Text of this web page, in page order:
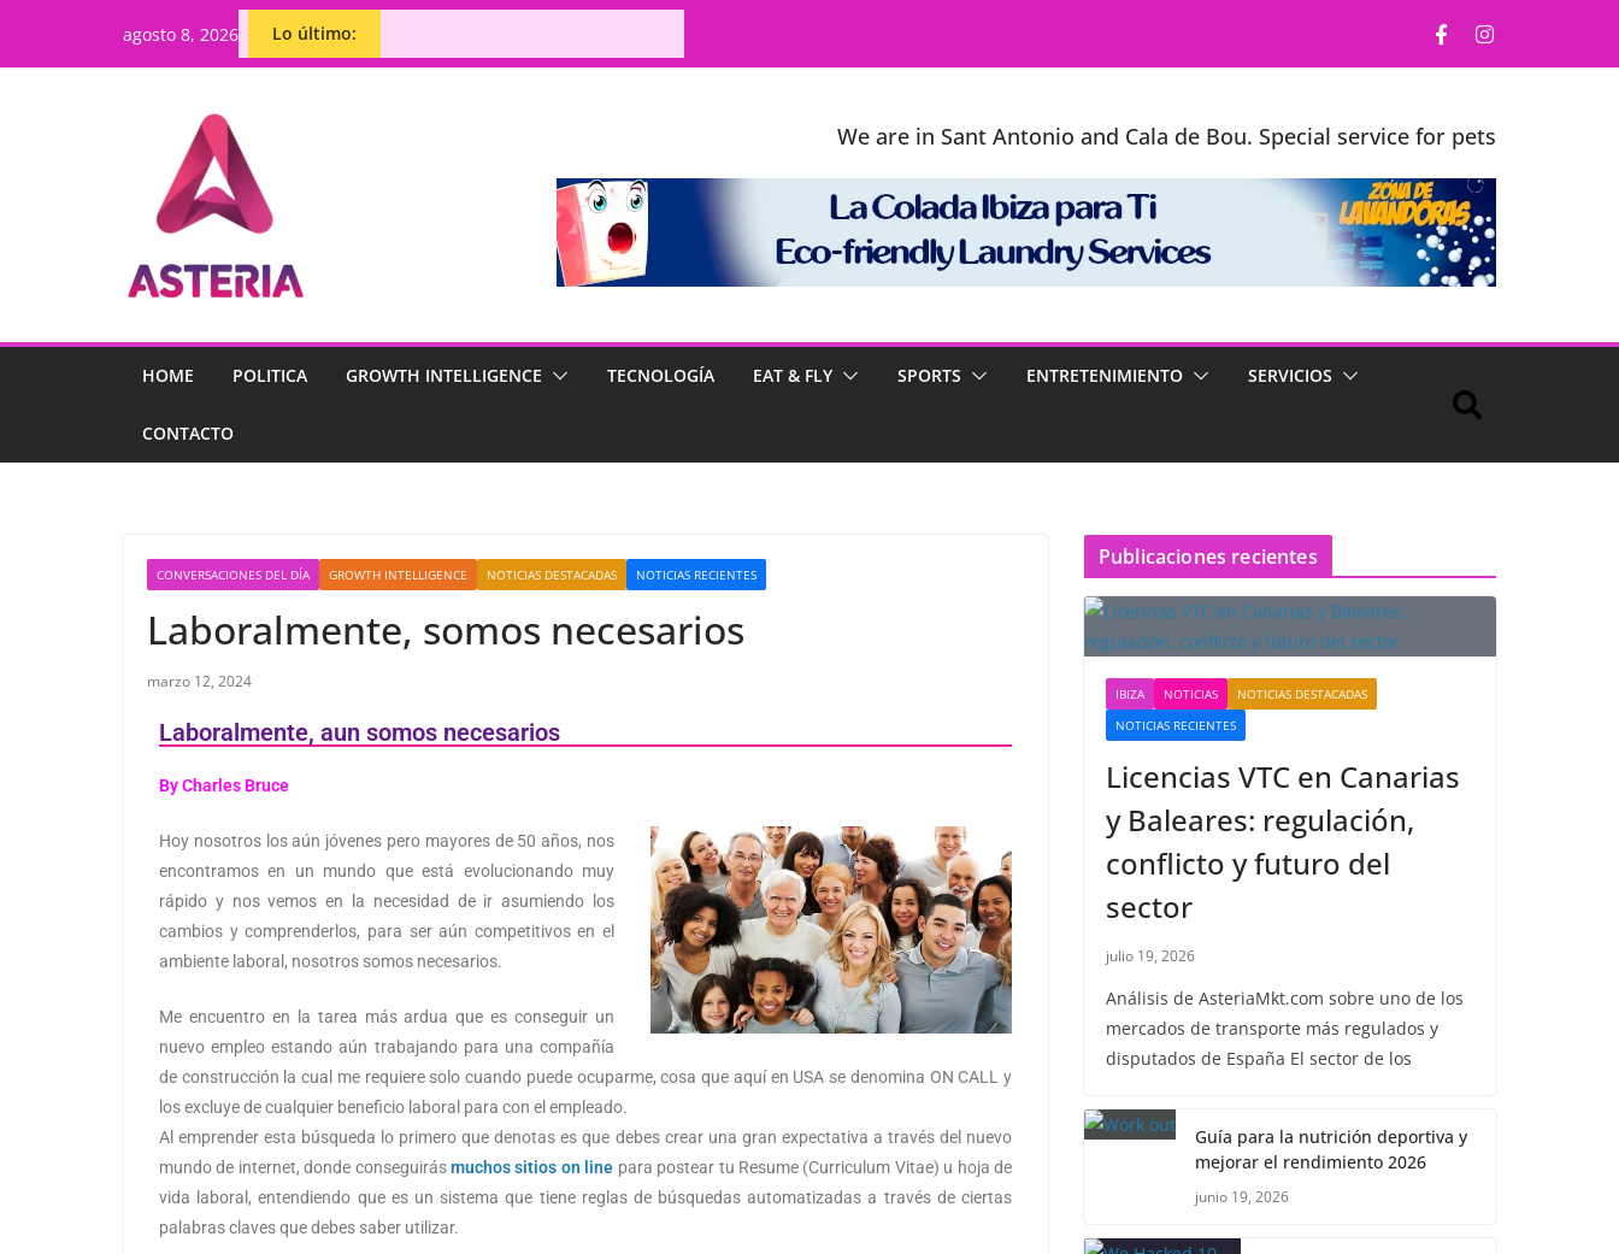
agosto 8, 2026 Lo último:
We are in Sant Antonio and Cala de Bou. Special service for pets
HOME POLITICA GROWTH INTELLIGENCE TECNOLOGÍA EAT & FLY SPORTS ENTRETENIMIENTO SERVICIOS
CONTACTO
CONVERSACIONES DEL DÍA GROWTH INTELLIGENCE NOTICIAS DESTACADAS NOTICIAS RECIENTES
Laboralmente, somos necesarios
marzo 12, 2024
Laboralmente, aun somos necesarios
By Charles Bruce
Hoy nosotros los aún jóvenes pero mayores de 50 años, nos
encontramos en un mundo que está evolucionando muy
rápido y nos vemos en la necesidad de ir asumiendo los
cambios y comprenderlos, para ser aún competitivos en el
ambiente laboral, nosotros somos necesarios.
Me encuentro en la tarea más ardua que es conseguir un
nuevo empleo estando aún trabajando para una compañía
de construcción la cual me requiere solo cuando puede ocuparme, cosa que aquí en USA se denomina ON CALL y
los excluye de cualquier beneficio laboral para con el empleado.
Al emprender esta búsqueda lo primero que denotas es que debes crear una gran expectativa a través del nuevo
mundo de internet, donde conseguirásmuchos sitios on line para postear tu Resume (Curriculum Vitae) u hoja de
vida laboral, entendiendo que es un sistema que tiene reglas de búsquedas automatizadas a través de ciertas
palabras claves que debes saber utilizar.
Publicaciones recientes
IBIZA NOTICIAS
NOTICIAS DESTACADAS
NOTICIAS RECIENTES
Licencias VTC en Canarias
y Baleares: regulación,
conflicto y futuro del
sector
julio 19, 2026
Análisis de AsteriaMkt.com sobre uno de los
mercados de transporte más regulados y
disputados de España El sector de los
Guía para la nutrición deportiva y
mejorar el rendimiento 2026
junio 19, 2026